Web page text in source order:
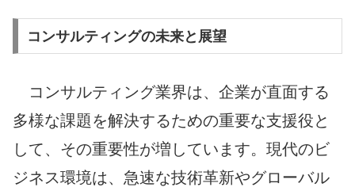
コンサルティングの未来と展望
コンサルティング業界は、企業が直面する
多様な課題を解決するための重要な支援役と
して、その重要性が増しています。現代のビ
ジネス環境は、急速な技術革新やグローバル